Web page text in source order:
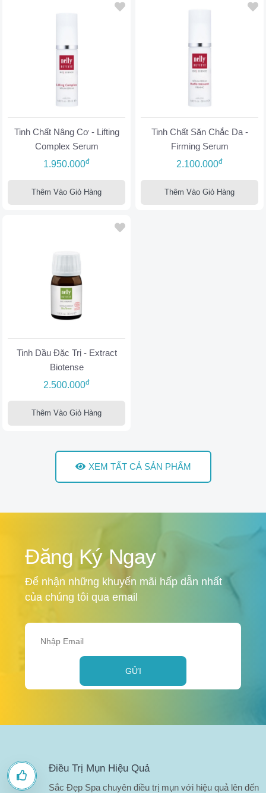
Tinh Chất Nâng Cơ - Lifting
Complex Serum
1.950.000đ
Thêm Vào Giỏ Hàng
Tinh Chất Săn Chắc Da -
Firming Serum
2.100.000đ
Thêm Vào Giỏ Hàng
Tinh Dầu Đặc Trị - Extract
Biotense
2.500.000đ
Thêm Vào Giỏ Hàng
XEM TẤT CẢ SẢN PHẨM
Đăng Ký Ngay
Để nhận những khuyến mãi hấp dẫn nhất
của chúng tôi qua email
GỬI
Điều Trị Mụn Hiệu Quả
Sắc Đẹp Spa chuyên điều trị mụn với hiệu quả lên đến